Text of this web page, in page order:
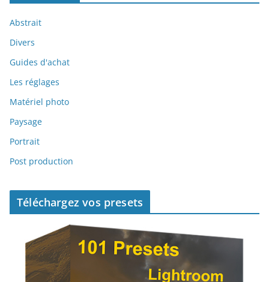
Abstrait
Divers
Guides d'achat
Les réglages
Matériel photo
Paysage
Portrait
Post production
Téléchargez vos presets